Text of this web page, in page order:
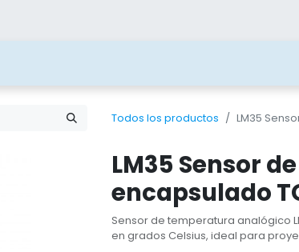
Todos los productos LM35
LM35 Sensor
encapsulado
Sensor de temperatura analógico
en grados Celsius, ideal para